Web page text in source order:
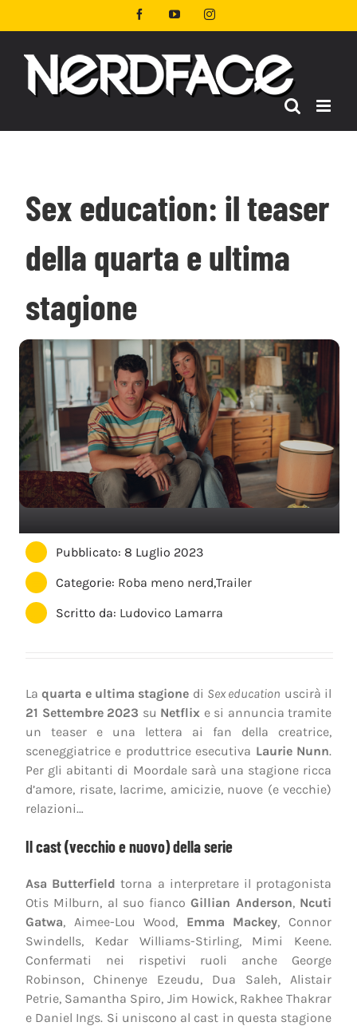
al
FacebookYouTubeInstagram
Sex education: il teaser
della quarta e ultima
stagione
Pubblicato: 8 Luglio 2023
Categorie: Roba meno nerd,Trailer
Scritto da: Ludovico Lamarra
Laquarta e ultima stagione di Sex education uscirà il
21 Settembre 2023 su Netflix e si annuncia tramite
un teaser e una lettera ai fan della creatrice,
sceneggiatrice e produttrice esecutiva Laurie Nunn.
Per gli abitanti di Moordale sarà una stagione ricca
d’amore, risate, lacrime, amicizie, nuove (e vecchie)
relazioni…
Il cast (vecchio e nuovo) della serie
Asa Butterfield torna a interpretare il protagonista
Otis Milburn, al suo fiancoGillian Anderson, Ncuti
Gatwa, Aimee-Lou Wood, Emma Mackey, Connor
Swindells, Kedar Williams-Stirling, Mimi Keene.
Confermati nei rispetivi ruoli anche George
Robinson, Chinenye Ezeudu, Dua Saleh, Alistair
Petrie, Samantha Spiro, Jim Howick, Rakhee Thakrar
e Daniel Ings. Si uniscono al cast in questa stagione